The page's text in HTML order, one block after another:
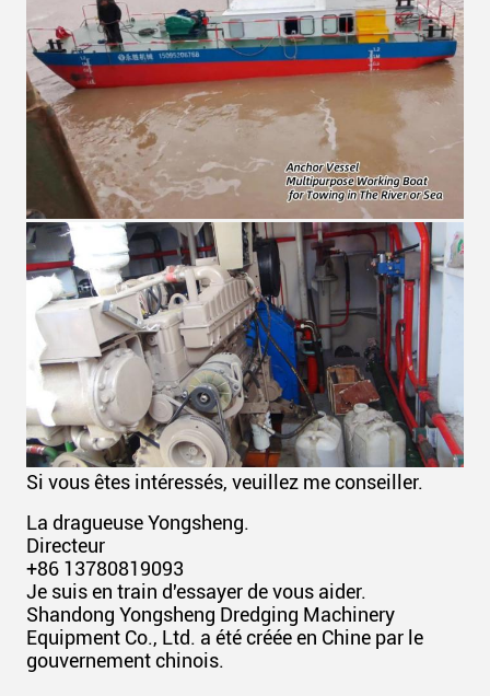
Si vous êtes intéressés, veuillez me conseiller.
La dragueuse Yongsheng.
Directeur
+86 13780819093
Je suis en train d'essayer de vous aider.
Shandong Yongsheng Dredging Machinery
Equipment Co., Ltd. a été créée en Chine par le
gouvernement chinois.